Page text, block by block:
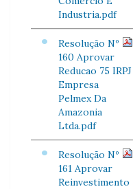
Industria.pdf
Resolução Nº
160 Aprovar
Reducao 75 IRPJ
Empresa
Pelmex Da
Amazonia
Ltda.pdf
Resolução Nº
161 Aprovar
Reinvestimento